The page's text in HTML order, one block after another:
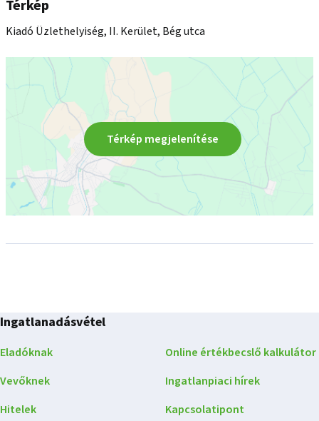
Fenntartási és üzemeltetési díj: 7,9 EUR+ ÁFA/m2
Térkép
Kiadó Üzlethelyiség, II. Kerület, Bég utca
Térkép megjelenítése
Ingatlanadásvétel
Eladóknak
Vevőknek
Hitelek
Online értékbecslő kalkulátor
Ingatlanpiaci hírek
Kapcsolatipont